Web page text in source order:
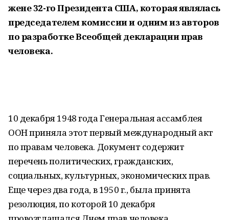
жене 32-го Президента США, которая являлась
председателем комиссии и одним из авторов
по разработке Всеобщей декларации прав
человека.
10 декабря 1948 года Генеральная ассамблея
ООН приняла этот первый международный акт
по правам человека. Документ содержит
перечень политических, гражданских,
социальных, культурных, экономических прав.
Еще через два года, в 1950 г., была принята
резолюция, по которой 10 декабря